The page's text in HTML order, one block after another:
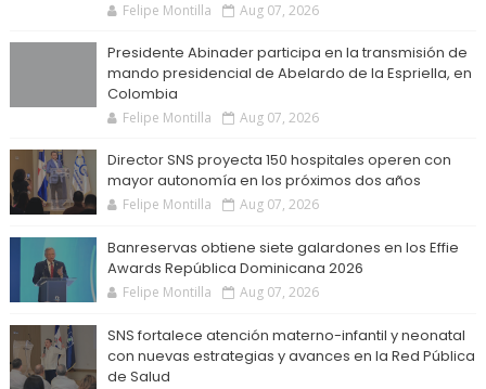
Felipe Montilla Aug 07, 2026
Presidente Abinader participa en la transmisión de
mando presidencial de Abelardo de la Espriella, en
Colombia
Felipe Montilla Aug 07, 2026
Director SNS proyecta 150 hospitales operen con
mayor autonomía en los próximos dos años
Felipe Montilla Aug 07, 2026
Banreservas obtiene siete galardones en los Effie
Awards República Dominicana 2026
Felipe Montilla Aug 07, 2026
SNS fortalece atención materno-infantil y neonatal
con nuevas estrategias y avances en la Red Pública
de Salud